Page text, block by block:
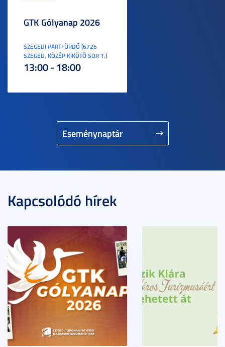
Eseménynaptár
GTK Gólyanap 2026
SZEGEDI PARTFÜRDŐ (6726
SZEGED, KÖZÉP KIKÖTŐ SOR 1.)
13:00 - 18:00
Kapcsolódó hírek